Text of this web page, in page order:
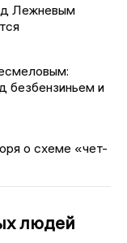
Лежневым
безбензиньем и
о схеме «чет-
людей